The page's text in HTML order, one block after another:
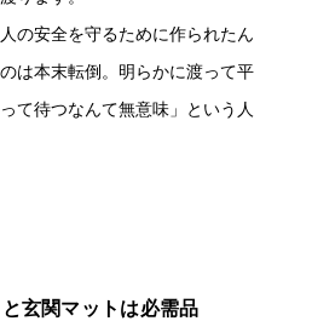
の安全を守るために作られたん
は本末転倒。明らかに渡って平
て待つなんて無意味」という人
玄関マットは必需品